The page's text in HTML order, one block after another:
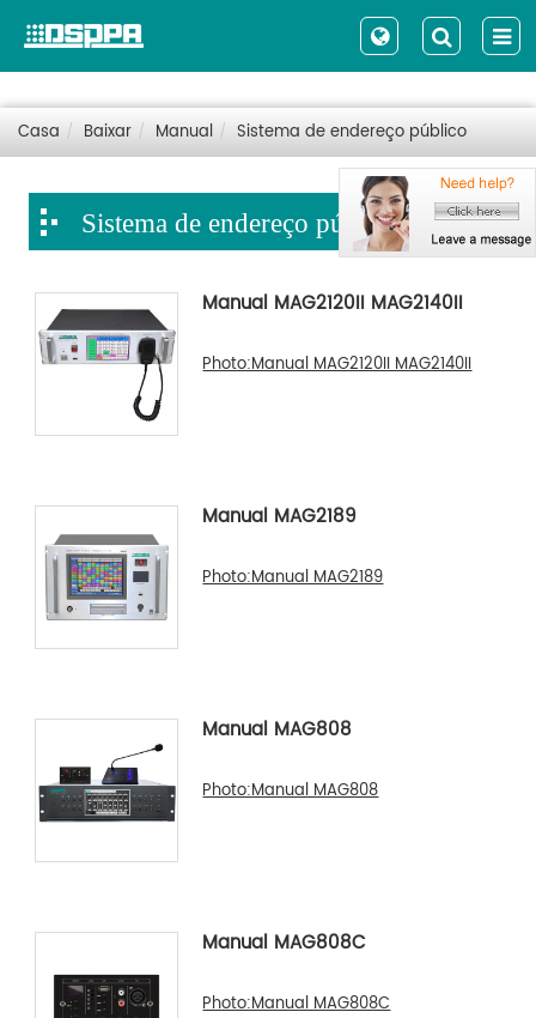
Casa Baixar Manual Sistema de endereço público
Sistema de endereço público
Manual MAG2120II MAG2140II
Photo:Manual MAG2120II MAG2140II
Manual MAG2189
Photo:Manual MAG2189
Manual MAG808
Photo:Manual MAG808
Manual MAG808C
Photo:Manual MAG808C